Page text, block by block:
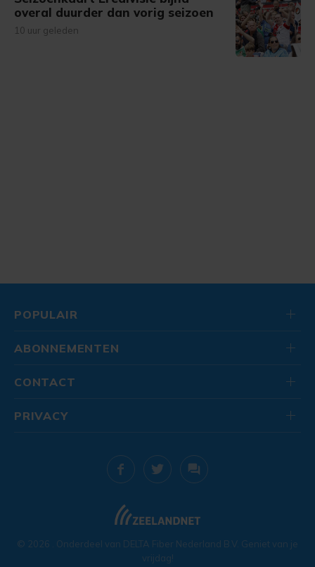
overal duurder dan vorig seizoen
10 uur geleden
POPULAIR
ABONNEMENTEN
CONTACT
© 2026 . Onderdeel van DELTA Fiber Nederland B.V. Geniet van je
vrijdag!
PRIVACY